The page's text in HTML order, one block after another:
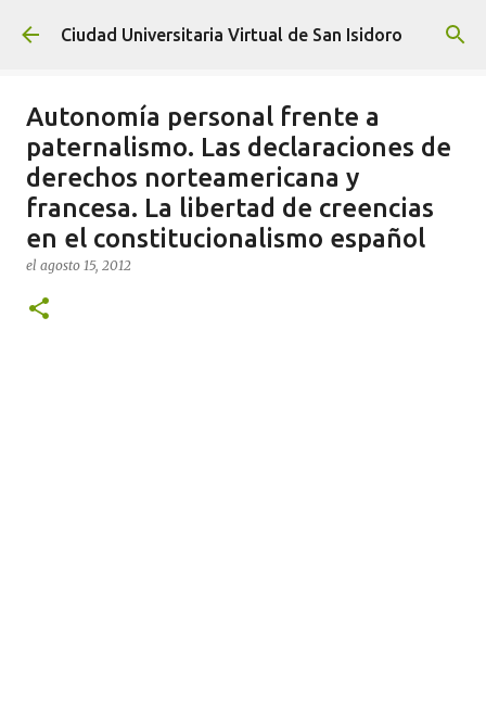
Ir al contenido principal
Ciudad Universitaria Virtual de San Isidoro
Autonomía personal frente a
paternalismo. Las declaraciones de
derechos norteamericana y
francesa. La libertad de creencias
en el constitucionalismo español
el agosto 15, 2012